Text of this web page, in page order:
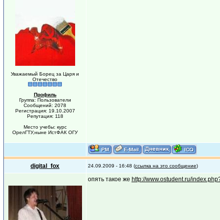
Уважаемый Борец за Царя и
Отечество
Профиль
Группа: Пользователи
Сообщений: 2078
Регистрация: 19.10.2007
Репутация: 118
Место учебы: курс
ОрелГТУ,ныне ИстФАК ОГУ
digital_fox 24.09.2009 - 16:48 (ссылка на это сообщение)
опять такое же http://www.ostudent.ru/